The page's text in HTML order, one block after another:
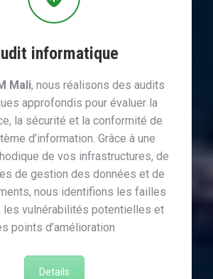
informatique
Mali, nous réalisons des audits
approfondis pour évaluer la
la sécurité et la conformité de
d’information. Grâce à une
de vos infrastructures, de
de gestion des données et de
nous identifions les failles
les vulnérabilités potentielles et
points d’amélioration
Details